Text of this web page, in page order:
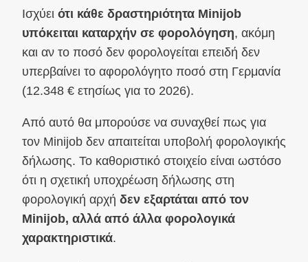
Ισχύει ότι κάθε δραστηριότητα Minijob
υπόκειται καταρχήν σε φορολόγηση, ακόμη
και αν το ποσό δεν φορολογείται επειδή δεν
υπερβαίνει το αφορολόγητο ποσό στη Γερμανία
(12.348 € ετησίως για το 2026).
Από αυτό θα μπορούσε να συναχθεί πως για
τον Minijob δεν απαιτείται υποβολή φορολογικής
δήλωσης. Το καθοριστικό στοιχείο είναι ωστόσο
ότι η σχετική υποχρέωση δήλωσης στη
φορολογική αρχή δεν εξαρτάται από τον
Minijob, αλλά από άλλα φορολογικά
χαρακτηριστικά.